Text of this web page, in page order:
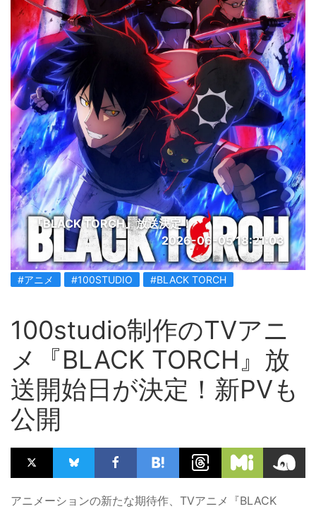
『BLACK TORCH』放送決定！
2026-06-05 18:21:03
#アニメ #100STUDIO #BLACK TORCH
100studio制作のTVアニ
メ『BLACK TORCH』放
送開始日が決定！新PVも
公開
アニメーションの新たな期待作、TVアニメ『BLACK